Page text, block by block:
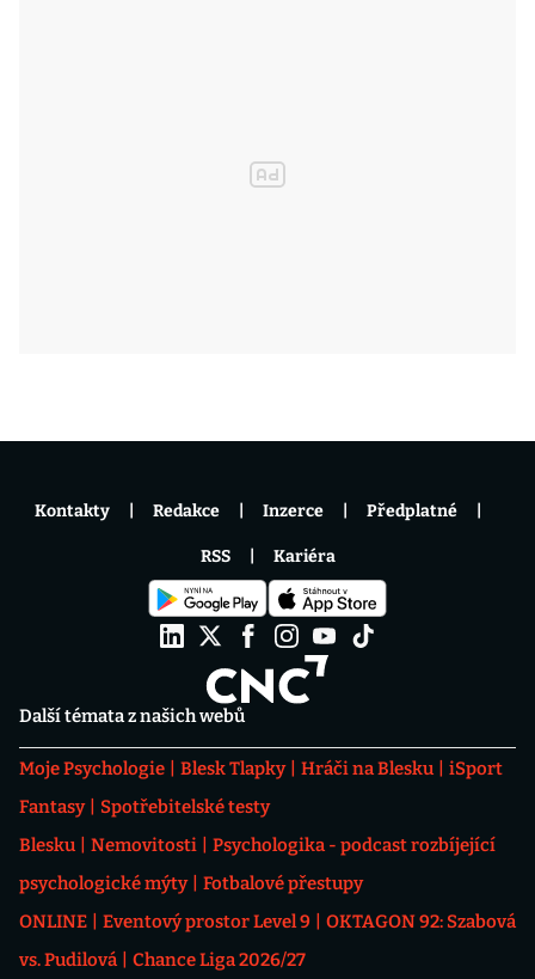
Další témata z našich webů
Moje Psychologie Blesk Tlapky Hráči na Blesku
iSport
Fantasy
Spotřebitelské testy
Blesku
Nemovitosti
Psychologika - podcast rozbíjející
psychologické mýty
Fotbalové přestupy
ONLINE
Eventový prostor Level 9
OKTAGON 92: Szabová
vs. Pudilová
Chance Liga 2026/27
Kontakty Redakce Inzerce Předplatné
RSS Kariéra